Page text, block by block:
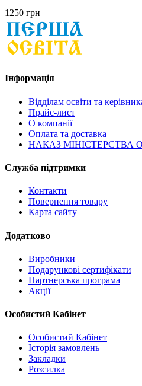
1250 грн
Інформація
Відділам освіти та
Прайс-лист
О компанії
Оплата та доставка
НАКАЗ МІНІСТЕРСТВА
Служба підтримки
Контакти
Повернення товару
Карта сайту
Додатково
Виробники
Подарункові сертифікати
Партнерська програма
Акції
Особистий Кабінет
Особистий Кабінет
Історія замовлень
Закладки
Розсилка